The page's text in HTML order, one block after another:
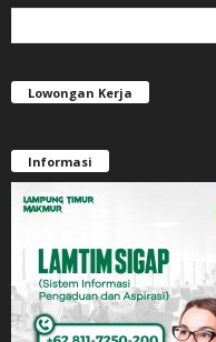
Lowongan Kerja
Informasi